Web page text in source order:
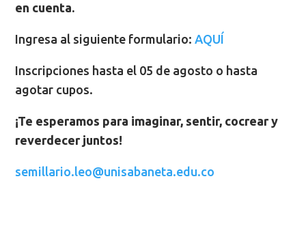
en cuenta.
Ingresa al siguiente formulario:AQUÍ
Inscripciones hasta el 05 de agosto o hasta
agotar cupos.
¡Te esperamos para imaginar, sentir, cocrear y
reverdecer juntos!
semillario.leo@unisabaneta.edu.co